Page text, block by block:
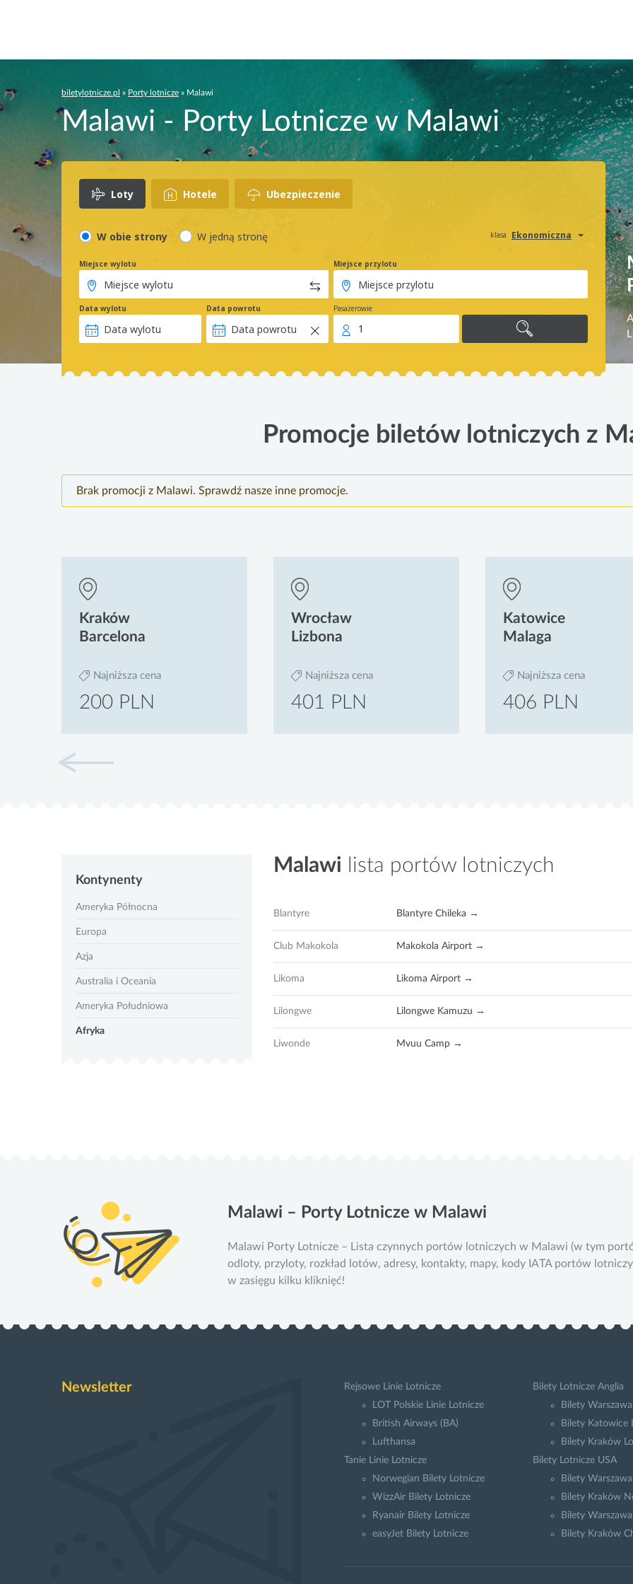
biletylotnicze.pl » Porty lotnicze » Malawi
Malawi - Porty Lotnicze w Malawi
Loty Hotele Ubezpieczenie
klasa Ekonomiczna
W obie strony W jedną stronę
Miejsce wylotu Miejsce przylotu
Data wylotu Data powrotu Pasażerowie
1
Promocje biletów lotniczych z
Brak promocji z Malawi. Sprawdź nasze inne promocje.
Kraków
Barcelona
Najniższa cena
200 PLN
Wrocław
Lizbona
Najniższa cena
401 PLN
Katowice
Malaga
Najniższa cena
406 PLN
Kontynenty
Ameryka Północna
Europa
Azja
Australia i Oceania
Ameryka Południowa
Afryka
Malawi lista portów lotniczych
Blantyre Blantyre Chileka →
Club Makokola Makokola Airport →
Likoma Likoma Airport →
Lilongwe Lilongwe Kamuzu →
Liwonde Mvuu Camp →
Malawi – Porty Lotnicze w Malawi
Malawi Porty Lotnicze – Lista czynnych portów lotniczych w Malawi (w tym
odloty, przyloty, rozkład lotów, adresy, kontakty, mapy, kody IATA portów
w zasięgu kilku kliknięć!
Newsletter
Rejsowe Linie Lotnicze
LOT Polskie Linie Lotnicze
British Airways (BA)
Lufthansa
Tanie Linie Lotnicze
Norwegian Bilety Lotnicze
WizzAir Bilety Lotnicze
Ryanair Bilety Lotnicze
easyJet Bilety Lotnicze
Bilety Lotnicze Anglia
Bilety
Bilety Katowice
Bilety Kraków
Bilety Lotnicze USA
Bilety
Bilety Kraków
Bilety
Bilety Kraków